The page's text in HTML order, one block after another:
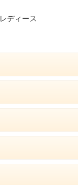
レディース